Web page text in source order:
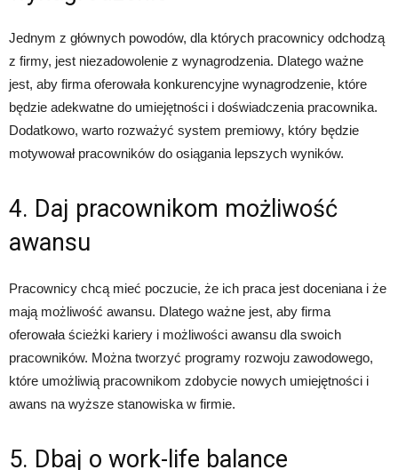
Jednym z głównych powodów, dla których pracownicy odchodzą
z firmy, jest niezadowolenie z wynagrodzenia. Dlatego ważne
jest, aby firma oferowała konkurencyjne wynagrodzenie, które
będzie adekwatne do umiejętności i doświadczenia pracownika.
Dodatkowo, warto rozważyć system premiowy, który będzie
motywował pracowników do osiągania lepszych wyników.
4. Daj pracownikom możliwość
awansu
Pracownicy chcą mieć poczucie, że ich praca jest doceniana i że
mają możliwość awansu. Dlatego ważne jest, aby firma
oferowała ścieżki kariery i możliwości awansu dla swoich
pracowników. Można tworzyć programy rozwoju zawodowego,
które umożliwią pracownikom zdobycie nowych umiejętności i
awans na wyższe stanowiska w firmie.
5. Dbaj o work-life balance